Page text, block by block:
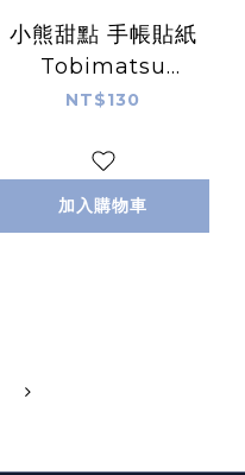
小熊甜點 手帳貼紙
Tobimatsu
Shoichiro ｜日本
CORPORATION
NT$130
加入購物車